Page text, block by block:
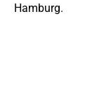
Hamburg.